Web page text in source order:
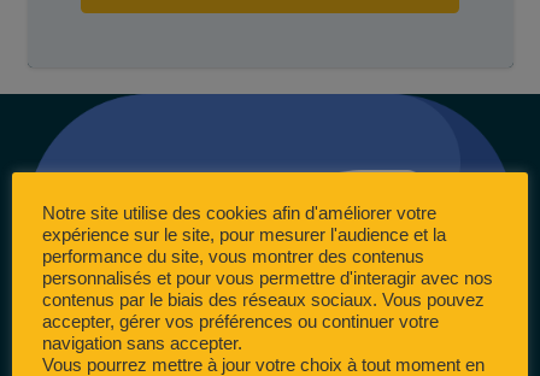
Notre site utilise des cookies afin d'améliorer votre
expérience sur le site, pour mesurer l'audience et la
performance du site, vous montrer des contenus
personnalisés et pour vous permettre d'interagir avec nos
contenus par le biais des réseaux sociaux. Vous pouvez
accepter, gérer vos préférences ou continuer votre
navigation sans accepter.
Vous pourrez mettre à jour votre choix à tout moment en